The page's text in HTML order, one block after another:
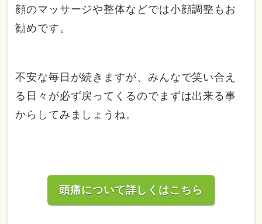
顔のマッサージや整体などでは小顔調整もお
勧めです。
不安な毎日が続きますが、みんなで笑い合え
る日々が必ず戻ってくるのでまずは出来る事
からしてみましょうね。
頭痛について詳しくはこちら